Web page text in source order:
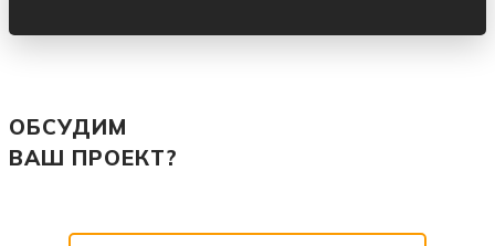
ОБСУДИМ
ВАШ ПРОЕКТ?